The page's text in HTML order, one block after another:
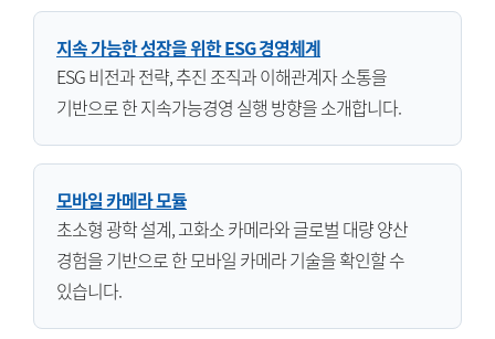
지속 가능한 성장을 위한 ESG 경영체계
ESG 비전과 전략, 추진 조직과 이해관계자 소통을
기반으로 한 지속가능경영 실행 방향을 소개합니다.
모바일 카메라 모듈
초소형 광학 설계, 고화소 카메라와 글로벌 대량 양산
경험을 기반으로 한 모바일 카메라 기술을 확인할 수
있습니다.